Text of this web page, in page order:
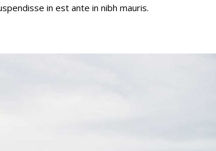
in est ante in nibh mauris.